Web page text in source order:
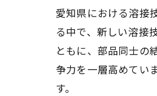
愛知県における溶接
る中で、新しい溶接
ともに、部品同士の
争力を一層高めてい
す。